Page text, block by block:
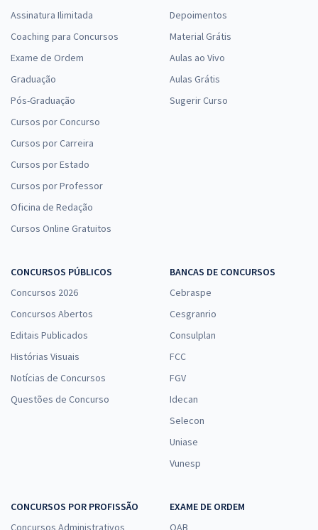
Assinatura Ilimitada
Coaching para Concursos
Exame de Ordem
Graduação
Pós-Graduação
Cursos por Concurso
Cursos por Carreira
Cursos por Estado
Cursos por Professor
Oficina de Redação
Cursos Online Gratuitos
Depoimentos
Material Grátis
Aulas ao Vivo
Aulas Grátis
Sugerir Curso
CONCURSOS PÚBLICOS
Concursos 2026
Concursos Abertos
Editais Publicados
Histórias Visuais
Notícias de Concursos
Questões de Concurso
BANCAS DE CONCURSOS
Cebraspe
Cesgranrio
Consulplan
FCC
FGV
Idecan
Selecon
Uniase
Vunesp
CONCURSOS POR PROFISSÃO
Concursos Administrativos
EXAME DE ORDEM
OAB